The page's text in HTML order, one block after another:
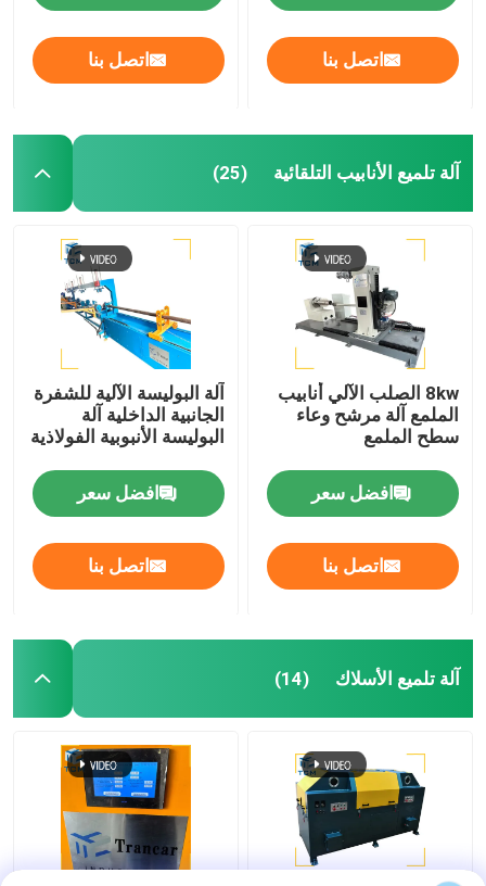
اتصل بنا اتصل بنا
آلة تلميع الأنابيب التلقائية (25)
8kw الصلب الآلي أنابيب
الملمع آلة مرشح وعاء
سطح الملمع
افضل سعر
اتصل بنا
آلة البوليسة الآلية للشفرة
الجانبية الداخلية آلة
البوليسة الأنبوبية الفولاذية
افضل سعر
اتصل بنا
آلة تلميع الأسلاك (14)